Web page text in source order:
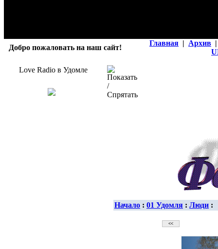
Добро пожаловать на наш сайт!
Главная | Архив |
Love Radio в Удомле
Начало : 01 Удомля : Люди :